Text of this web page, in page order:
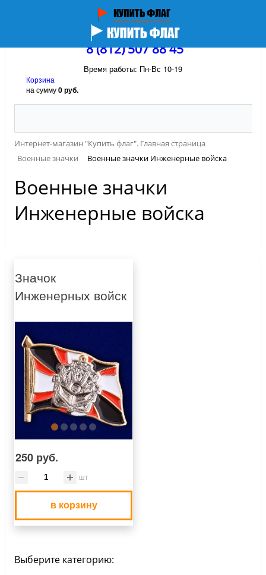
8 (812) 507 88 45
Время работы: Пн-Вс 10-19
Корзина
на сумму0 руб.
Интернет-магазин "Купить флаг". Главная страница
Военные значки
Военные значки Инженерные войска
Военные значки
Инженерные войска
Значок
Инженерных войск
250 руб.
шт
в корзину
Выберите категорию: